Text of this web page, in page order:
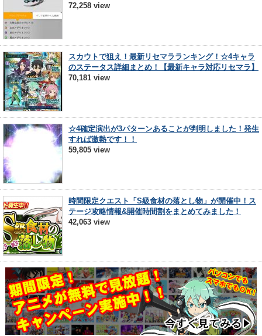
72,258 view
スカウトで狙え！最新リセマラランキング！☆4キャラ
のステータス詳細まとめ！【最新キャラ対応リセマラ】
70,181 view
☆4確定演出が3パターンあることが判明しました！発生
すれば激熱です！！
59,805 view
時間限定クエスト「S級食材の落とし物」が開催中！ス
テージ攻略情報&開催時間割をまとめてみました！
42,063 view